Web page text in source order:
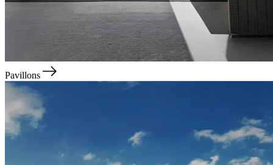
Pavillons